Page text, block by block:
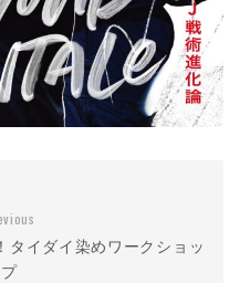
タイダイ染めワークショッ
プ